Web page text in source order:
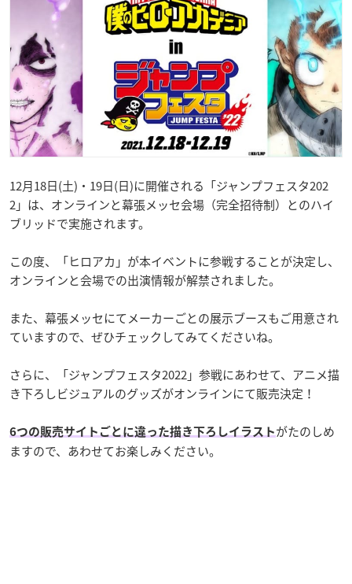
12月18日(土)・19日(日)に開催される「ジャンプフェスタ202
2」は、オンラインと幕張メッセ会場（完全招待制）とのハイ
ブリッドで実施されます。
この度、「ヒロアカ」が本イベントに参戦することが決定し、
オンラインと会場での出演情報が解禁されました。
また、幕張メッセにてメーカーごとの展示ブースもご用意され
ていますので、ぜひチェックしてみてくださいね。
さらに、「ジャンプフェスタ2022」参戦にあわせて、アニメ描
き下ろしビジュアルのグッズがオンラインにて販売決定！
6つの販売サイトごとに違った描き下ろしイラスト がたのしめ
ますので、あわせてお楽しみください。